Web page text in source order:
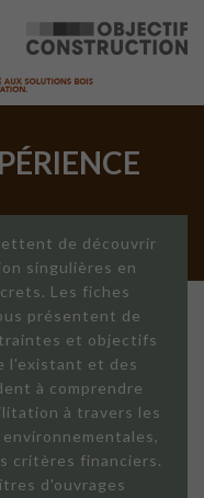
de découvrir
singulières en
Les fiches
présentent de
et objectifs
l'existant et des
à comprendre
à travers les
critères financiers.
d'ouvrages